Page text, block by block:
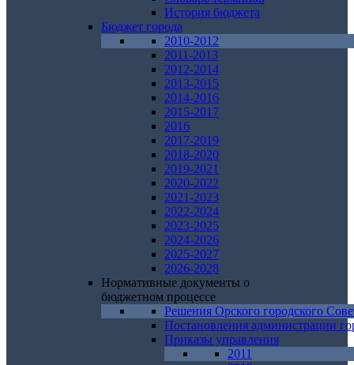
История бюджета
Бюджет города
2010-2012
2011-2013
2012-2014
2013-2015
2014-2016
2015-2017
2016
2017-2019
2018-2020
2019-2021
2020-2022
2021-2023
2022-2024
2023-2025
2024-2026
2025-2027
2026-2028
Нормативные документы о
бюджетном процессе
Решения Орского городского
Постановления администрации
Приказы управления
2011